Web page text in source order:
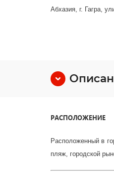
Абхазия, г. Гагра,
РАСПОЛОЖЕНИЕ
Расположенный в
пляж, городской